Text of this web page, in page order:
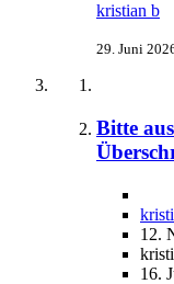
kristian b
29. Juni
Bitte
12.
16.